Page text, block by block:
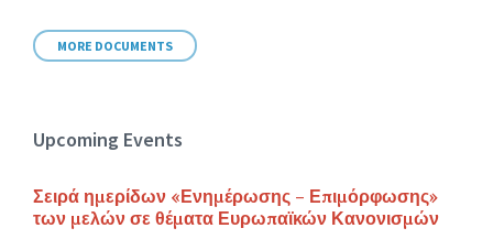
MORE DOCUMENTS
Upcoming Events
Σειρά ημερίδων «Ενημέρωσης – Επιμόρφωσης»
των μελών σε θέματα Ευρωπαϊκών Κανονισμών